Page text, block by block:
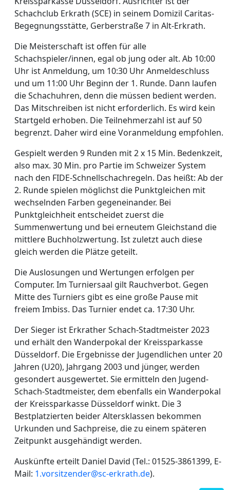
Schachclub Erkrath (SCE) in seinem Domizil Caritas-
Begegnungsstätte, Gerberstraße 7 in Alt-Erkrath.
Die Meisterschaft ist offen für alle
Schachspieler/innen, egal ob jung oder alt. Ab 10:00
Uhr ist Anmeldung, um 10:30 Uhr Anmeldeschluss
und um 11:00 Uhr Beginn der 1. Runde. Dann laufen
die Schachuhren, denn die müssen bedient werden.
Das Mitschreiben ist nicht erforderlich. Es wird kein
Startgeld erhoben. Die Teilnehmerzahl ist auf 50
begrenzt. Daher wird eine Voranmeldung empfohlen.
Gespielt werden 9 Runden mit 2 x 15 Min. Bedenkzeit,
also max. 30 Min. pro Partie im Schweizer System
nach den FIDE-Schnellschachregeln. Das heißt: Ab der
2. Runde spielen möglichst die Punktgleichen mit
wechselnden Farben gegeneinander. Bei
Punktgleichheit entscheidet zuerst die
Summenwertung und bei erneutem Gleichstand die
mittlere Buchholzwertung. Ist zuletzt auch diese
gleich werden die Plätze geteilt.
Die Auslosungen und Wertungen erfolgen per
Computer. Im Turniersaal gilt Rauchverbot. Gegen
Mitte des Turniers gibt es eine große Pause mit
freiem Imbiss. Das Turnier endet ca. 17:30 Uhr.
Der Sieger ist Erkrather Schach-Stadtmeister 2023
und erhält den Wanderpokal der Kreissparkasse
Düsseldorf. Die Ergebnisse der Jugendlichen unter 20
Jahren (U20), Jahrgang 2003 und jünger, werden
gesondert ausgewertet. Sie ermitteln den Jugend-
Schach-Stadtmeister, dem ebenfalls ein Wanderpokal
der Kreissparkasse Düsseldorf winkt. Die 3
Bestplatzierten beider Altersklassen bekommen
Urkunden und Sachpreise, die zu einem späteren
Zeitpunkt ausgehändigt werden.
Auskünfte erteilt Daniel David (Tel.: 01525-3861399, E-
Mail: 1.vorsitzender@sc-erkrath.de).